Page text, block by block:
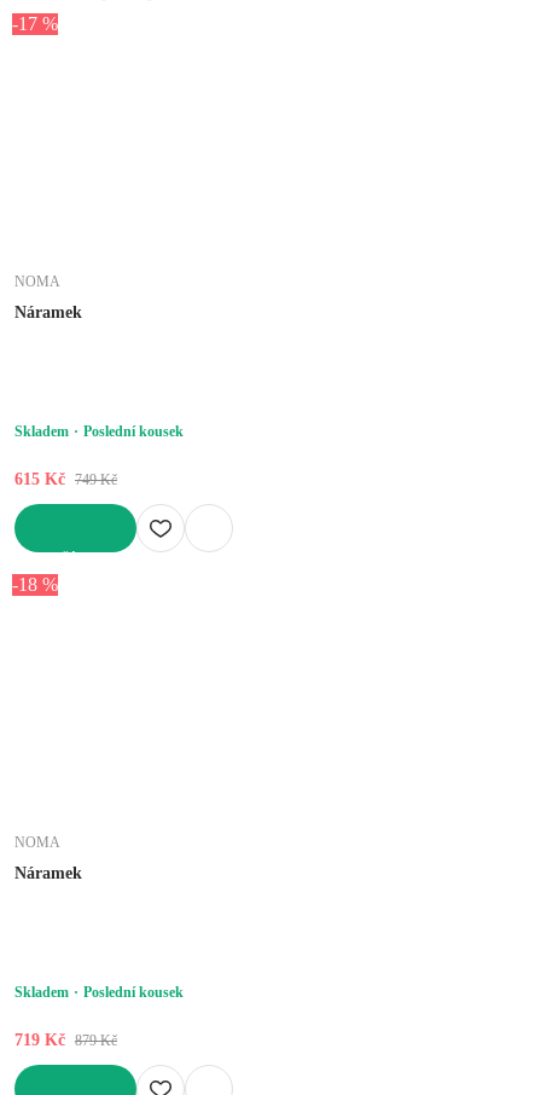
-17 %
NOMA
Náramek
Skladem Poslední kousek
615 Kč 749 Kč
-18 %
NOMA
Náramek
Skladem Poslední kousek
719 Kč 879 Kč